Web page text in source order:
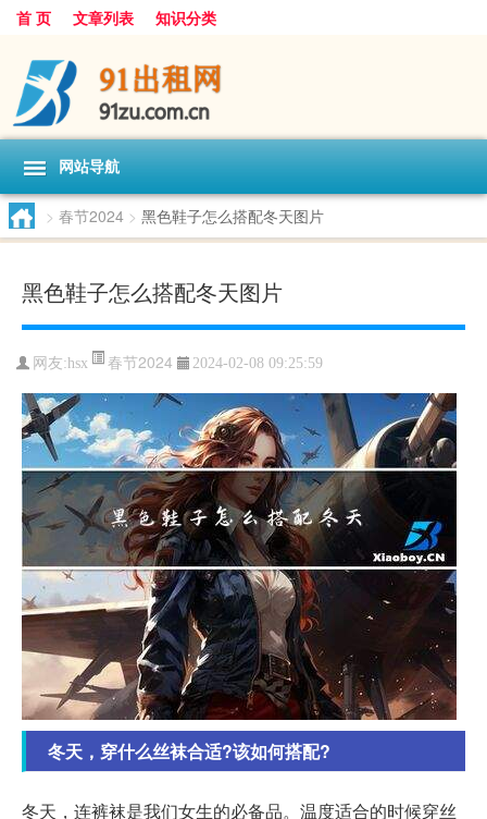
首 页 文章列表 知识分类
网站导航
> 春节2024 > 黑色鞋子怎么搭配冬天图片
黑色鞋子怎么搭配冬天图片
网友:hsx 春节2024 2024-02-08 09:25:59
冬天，穿什么丝袜合适?该如何搭配?
冬天，连裤袜是我们女生的必备品。温度适合的时候穿丝